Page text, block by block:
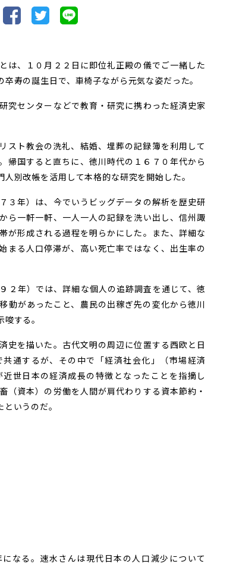
は、１０月２２日に即位礼正殿の儀でご一緒した
寿の誕生日で、車椅子ながら元気な姿だった。
究センターなどで教育・研究に携わった経済史家
ト教会の洗礼、結婚、埋葬の記録簿を利用して
帰国すると直ちに、徳川時代の１６７０年代から
別改帳を活用して本格的な研究を開始した。
３年）は、今でいうビッグデータの解析を歴史研
ら一軒一軒、一人一人の記録を洗い出し、信州諏
が形成される過程を明らかにした。また、詳細な
まる人口停滞が、高い死亡率ではなく、出生率の
２年）では、詳細な個人の追跡調査を通じて、徳
動があったこと、農民の出稼ぎ先の変化から徳川
する。
を描いた。古代文明の周辺に位置する西欧と日
通するが、その中で「経済社会化」（市場経済
世日本の経済成長の特徴となったことを指摘し
（資本）の労働を人間が肩代わりする資本節約・
いうのだ。
なる。速水さんは現代日本の人口減少について